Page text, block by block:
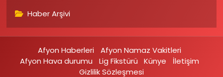
Haber Arşivi
Afyon Haberleri
Afyon Namaz Vakitleri
Afyon Hava durumu
Lig Fikstürü Künye
İletişim
Gizlilik Sözleşmesi